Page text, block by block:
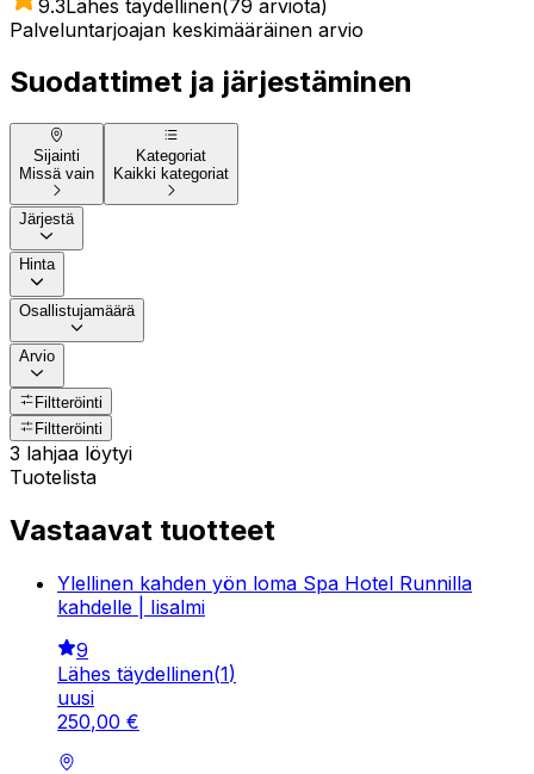
9.3Lähes täydellinen(79 arviota)
Palveluntarjoajan keskimääräinen arvio
Suodattimet ja järjestäminen
Sijainti
Missä vain
Kategoriat
Kaikki kategoriat
Järjestä
Hinta
Osallistujamäärä
Arvio
Filtteröinti
Filtteröinti
3 lahjaa löytyi
Tuotelista
Vastaavat tuotteet
Ylellinen kahden yön loma Spa Hotel Runnilla
kahdelle | Iisalmi
9
Lähes täydellinen(1)
uusi
250,00 €